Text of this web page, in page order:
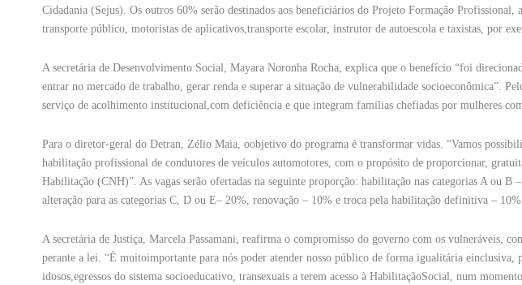
Cidadania (Sejus). Os outros 60% serão destinados aos beneficiários do Projeto Formação
transporte público, motoristas de aplicativos,transporte escolar, instrutor de autoescola e taxistas, por
A secretária de Desenvolvimento Social, Mayara Noronha Rocha, explica que o benefício “foi
entrar no mercado de trabalho, gerar renda e superar a situação de vulnerabilidade socioeconômica”.
serviço de acolhimento institucional,com deficiência e que integram famílias chefiadas por mulheres
Para o diretor-geral do Detran, Zélio Maia, oobjetivo do programa é transformar vidas. “Vamos
habilitação profissional de condutores de veículos automotores, com o propósito de proporcionar,
Habilitação (CNH)”. As vagas serão ofertadas na seguinte proporção: habilitação nas categorias A ou B
alteração para as categorias C, D ou E– 20%, renovação – 10% e troca pela habilitação definitiva –
A secretária de Justiça, Marcela Passamani, reafirma o compromisso do governo com os vulneráveis,
perante a lei. “É muitoimportante para nós poder atender nosso público de forma igualitária
idosos,egressos do sistema socioeducativo, transexuais a terem acesso à HabilitaçãoSocial, num